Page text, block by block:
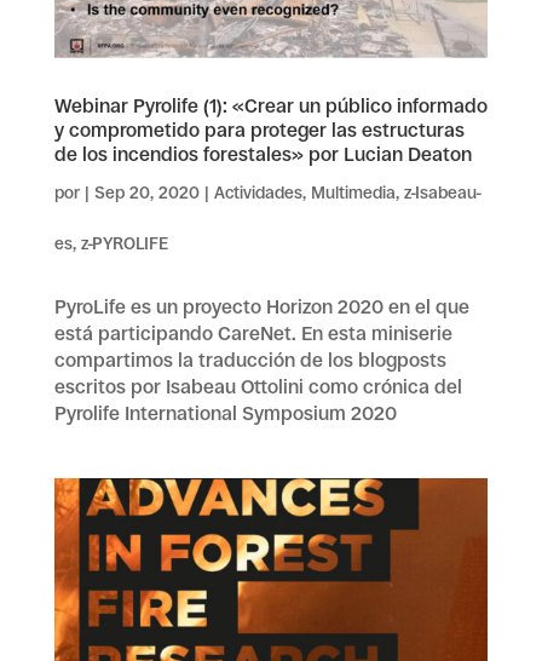
Webinar Pyrolife (1): «Crear un público informado
y comprometido para proteger las estructuras
de los incendios forestales» por Lucian Deaton
por | Sep 20, 2020| Actividades, Multimedia, z-Isabeau-
es, z-PYROLIFE
PyroLife es un proyecto Horizon 2020 en el que
está participando CareNet. En esta miniserie
compartimos la traducción de los blogposts
escritos por Isabeau Ottolini como crónica del
Pyrolife International Symposium 2020